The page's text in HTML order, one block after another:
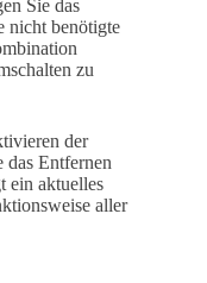
Sie das
nicht benötigte
zu
der
das Entfernen
ein aktuelles
aller